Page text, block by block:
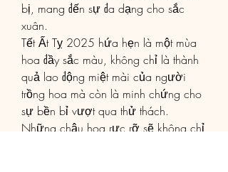
bị, mang đến sự đa dạng cho sắc
xuân.
Tết Ất Tỵ 2025 hứa hẹn là một mùa
hoa đầy sắc màu, không chỉ là thành
quả lao động miệt mài của người
trồng hoa mà còn là minh chứng cho
sự bền bỉ vượt qua thử thách.
Những chậu hoa rực rỡ sẽ không chỉ